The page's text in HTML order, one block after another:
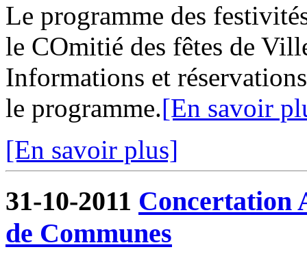
Le programme des
le COmitié des fêtes de
Informations et
le programme.[En savoir
[En savoir plus]
31-10-2011 Concertation
de Communes